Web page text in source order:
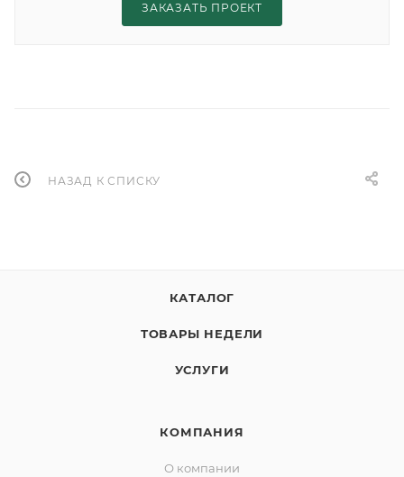
ЗАКАЗАТЬ ПРОЕКТ
НАЗАД К СПИСКУ
КАТАЛОГ
ТОВАРЫ НЕДЕЛИ
УСЛУГИ
КОМПАНИЯ
О компании